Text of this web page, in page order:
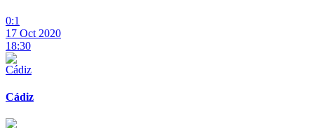
0:1
17 Oct 2020
18:30
Cádiz